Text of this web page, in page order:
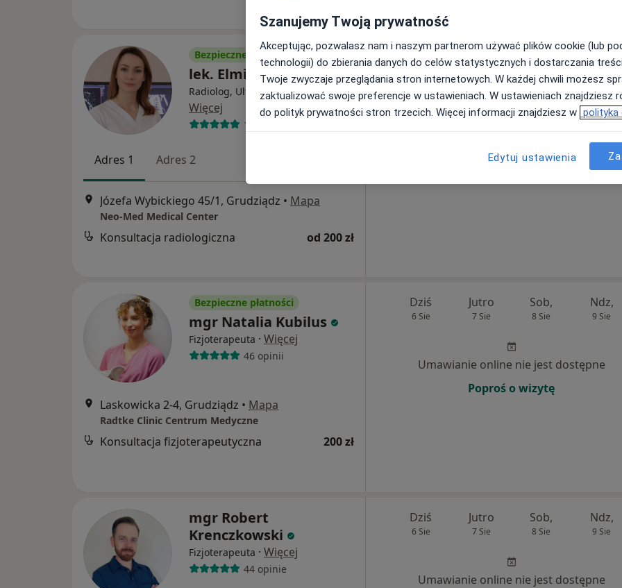
Bezpieczne płatności
lek. Elmira Obijalska
Radiolog, Ultrasonografista·
Więcej
103 opinie
Adres 1 Adres 2
Józefa Wybickiego 45/1, Grudziądz • Mapa
Neo-Med Medical Center
Konsultacja radiologiczna od 200 zł
Dziś
6 Sie
Jutro
7 Sie
Sob,
8 Sie
Ndz,
9 Sie
Umawianie online nie jest dostępne
Bezpieczne płatności
mgr Natalia Kubilus
Fizjoterapeuta · Więcej
46 opinii
Laskowicka 2-4, Grudziądz • Mapa
Radtke Clinic Centrum Medyczne
Konsultacja fizjoterapeutyczna 200 zł
Dziś
6 Sie
Jutro
7 Sie
Sob,
8 Sie
Ndz,
9 Sie
Umawianie online nie jest dostępne
Poproś o wizytę
mgr Robert
Krenczkowski
Fizjoterapeuta · Więcej
44 opinie
Dziś
6 Sie
Jutro
7 Sie
Sob,
8 Sie
Ndz,
9 Sie
Umawianie online nie jest dostępne
Szanujemy Twoją prywatność
Akceptując, pozwalasz nam i naszym partnerom używać plików cookie (lub
technologii) do zbierania danych do celów statystycznych i dostarczania
Twoje zwyczaje przeglądania stron internetowych. W każdej chwili możesz
zaktualizować swoje preferencje w ustawieniach. W ustawieniach znajdziesz
do polityk prywatności stron trzecich. Więcej informacji znajdziesz w polityka
Edytuj ustawienia